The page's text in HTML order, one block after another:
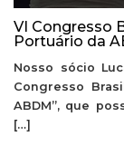
VI Congresso
Portuário da
Nosso sócio
Congresso
ABDM”, que
[…]